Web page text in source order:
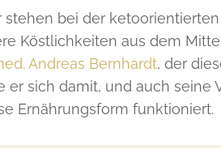
stehen bei der
Köstlichkeiten aus dem
Andreas Bernhardt, der
er sich damit, und auch
Ernährungsform funktioniert.